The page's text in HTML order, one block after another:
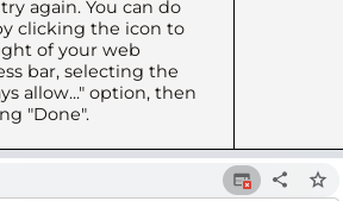
again. You can do
clicking the icon to
of your web
bar, selecting the
allow..." option, then
"Done".